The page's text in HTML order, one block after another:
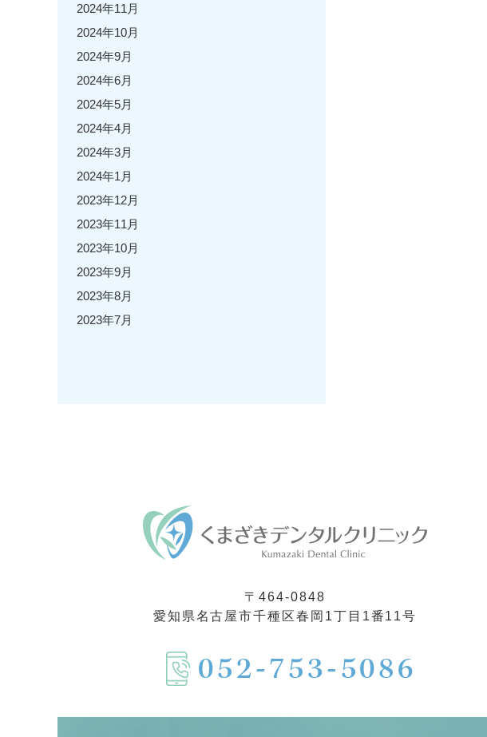
2024年11月
2024年10月
2024年9月
2024年6月
2024年5月
2024年4月
2024年3月
2024年1月
2023年12月
2023年11月
2023年10月
2023年9月
2023年8月
2023年7月
〒464-0848
愛知県名古屋市千種区春岡1丁目1番11号
052-753-5086